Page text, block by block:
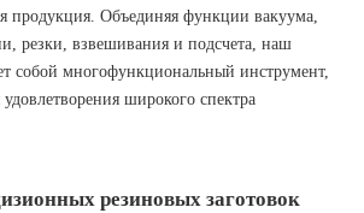
продукция. Объединяя функции вакуума,
резки, взвешивания и подсчета, наш
собой многофункциональный инструмент,
широкого спектра
резиновых заготовок